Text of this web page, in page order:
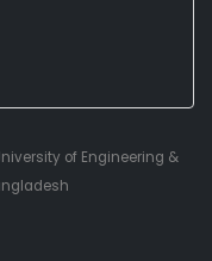
of Engineering &